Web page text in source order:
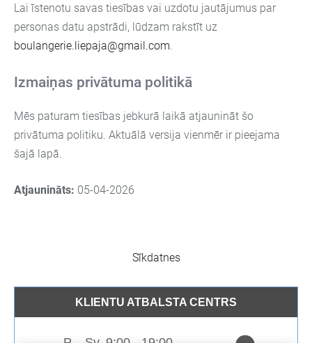
Lai īstenotu savas tiesības vai uzdotu jautājumus par
personas datu apstrādi, lūdzam rakstīt uz
boulangerie.liepaja@gmail.com.
Izmaiņas privātuma politikā
Mēs paturam tiesības jebkurā laikā atjaunināt šo
privātuma politiku. Aktuālā versija vienmēr ir pieejama
šajā lapā.
Atjaunināts: 05-04-2026
Sīkdatnes
KLIENTU ATBALSTA CENTRS